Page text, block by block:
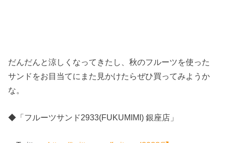
だんだんと涼しくなってきたし、秋のフルーツを使った
サンドをお目当てにまた見かけたらぜひ買ってみようか
な。
◆「フルーツサンド2933(FUKUMIMI) 銀座店」